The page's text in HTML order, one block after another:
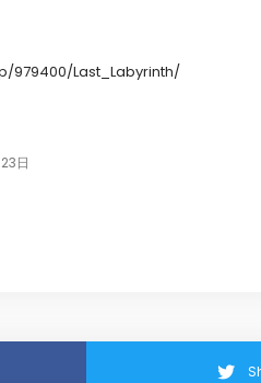
Last_Labyrinth/
日